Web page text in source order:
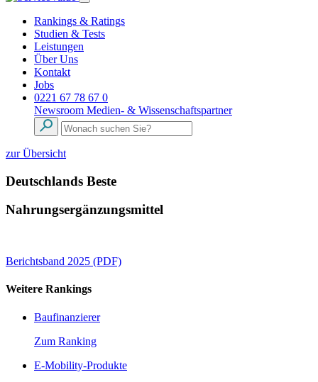
Rankings & Ratings
Studien & Tests
Leistungen
Über Uns
Kontakt
Jobs
0221 67 78 67 0
Newsroom Medien- & Wissenschaftspartner
zur Übersicht
Deutschlands Beste
Nahrungsergänzungsmittel
Berichtsband 2025 (PDF)
Weitere Rankings
Baufinanzierer
Zum Ranking
E-Mobility-Produkte